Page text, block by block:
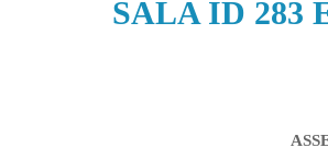
SALA ID 283